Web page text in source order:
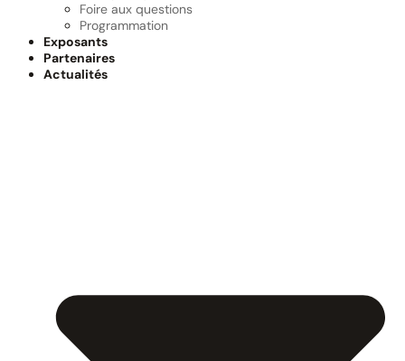
Foire aux questions
Programmation
Exposants
Partenaires
Actualités